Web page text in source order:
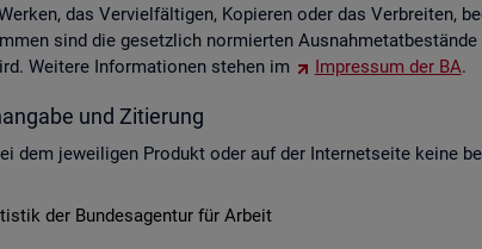
das Ver­viel­fäl­ti­gen, Ko­pie­ren oder das Ver­brei­ten,
sind die ge­setz­lich nor­mier­ten
Wei­te­re In­for­ma­tio­nen ste­hen im
Im­pres­sum der BA.
und Zi­tie­rung
dem je­wei­li­gen Pro­dukt oder auf der In­ter­net­sei­te keine
der Bun­des­agen­tur für Ar­beit